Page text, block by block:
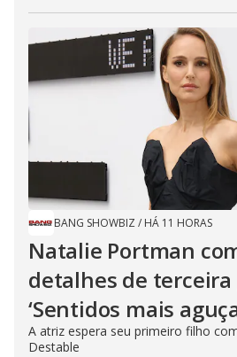
BANG SHOWBIZ / HÁ 11 HORAS
Natalie Portman
detalhes de terceira
‘Sentidos mais
A atriz espera seu primeiro filho
Destable